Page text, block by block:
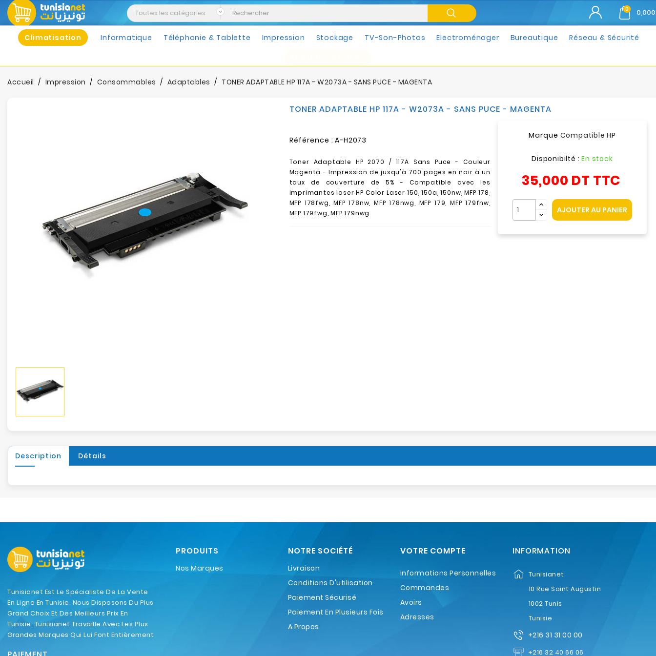
0
Climatisation Informatique Téléphonie & Tablette Impression Stockage TV-Son-Photos Electroménager Bureautique Réseau & Sécurité
Accueil Impression Consommables Adaptables TONER ADAPTABLE HP 117A - W2073A - SANS PUCE - MAGENTA
TONER ADAPTABLE HP 117A - W2073A - SANS PUCE - MAGENTA
Référence : A-H2073
Toner Adaptable HP 2070 / 117A Sans Puce - Couleur
Magenta - Impression dejusqu'à 700 pages en noir à un
taux de couverture de 5% - Compatible avec les
imprimantes laserHP Color Laser 150, 150a, 150nw, MFP 178,
MFP 178fwg, MFP 178nw, MFP 178nwg, MFP 179, MFP 179fnw,
MFP 179fwg, MFP 179nwg
Marque Compatible HP
Disponibilté :En stock
35,000 DT TTC
AJOUTER AU PANIER
Description Détails
Tunisianet Est Le Spécialiste De La Vente
En Ligne En Tunisie. Nous Disposons Du Plus
Grand Choix Et Des Meilleurs Prix En
Tunisie. Tunisianet Travaille Avec Les Plus
Grandes Marques Qui Lui Font Entièrement
PRODUITS
Nos Marques
NOTRE SOCIÉTÉ
Livraison
Conditions D'utilisation
Paiement Sécurisé
Paiement En Plusieurs Fois
A Propos
VOTRE COMPTE
Informations Personnelles
Commandes
Avoirs
Adresses
INFORMATION
Tunisianet
10 Rue Saint Augustin
1002 Tunis
Tunisie
+216 31 31 00 00
+216 32 40 66 06